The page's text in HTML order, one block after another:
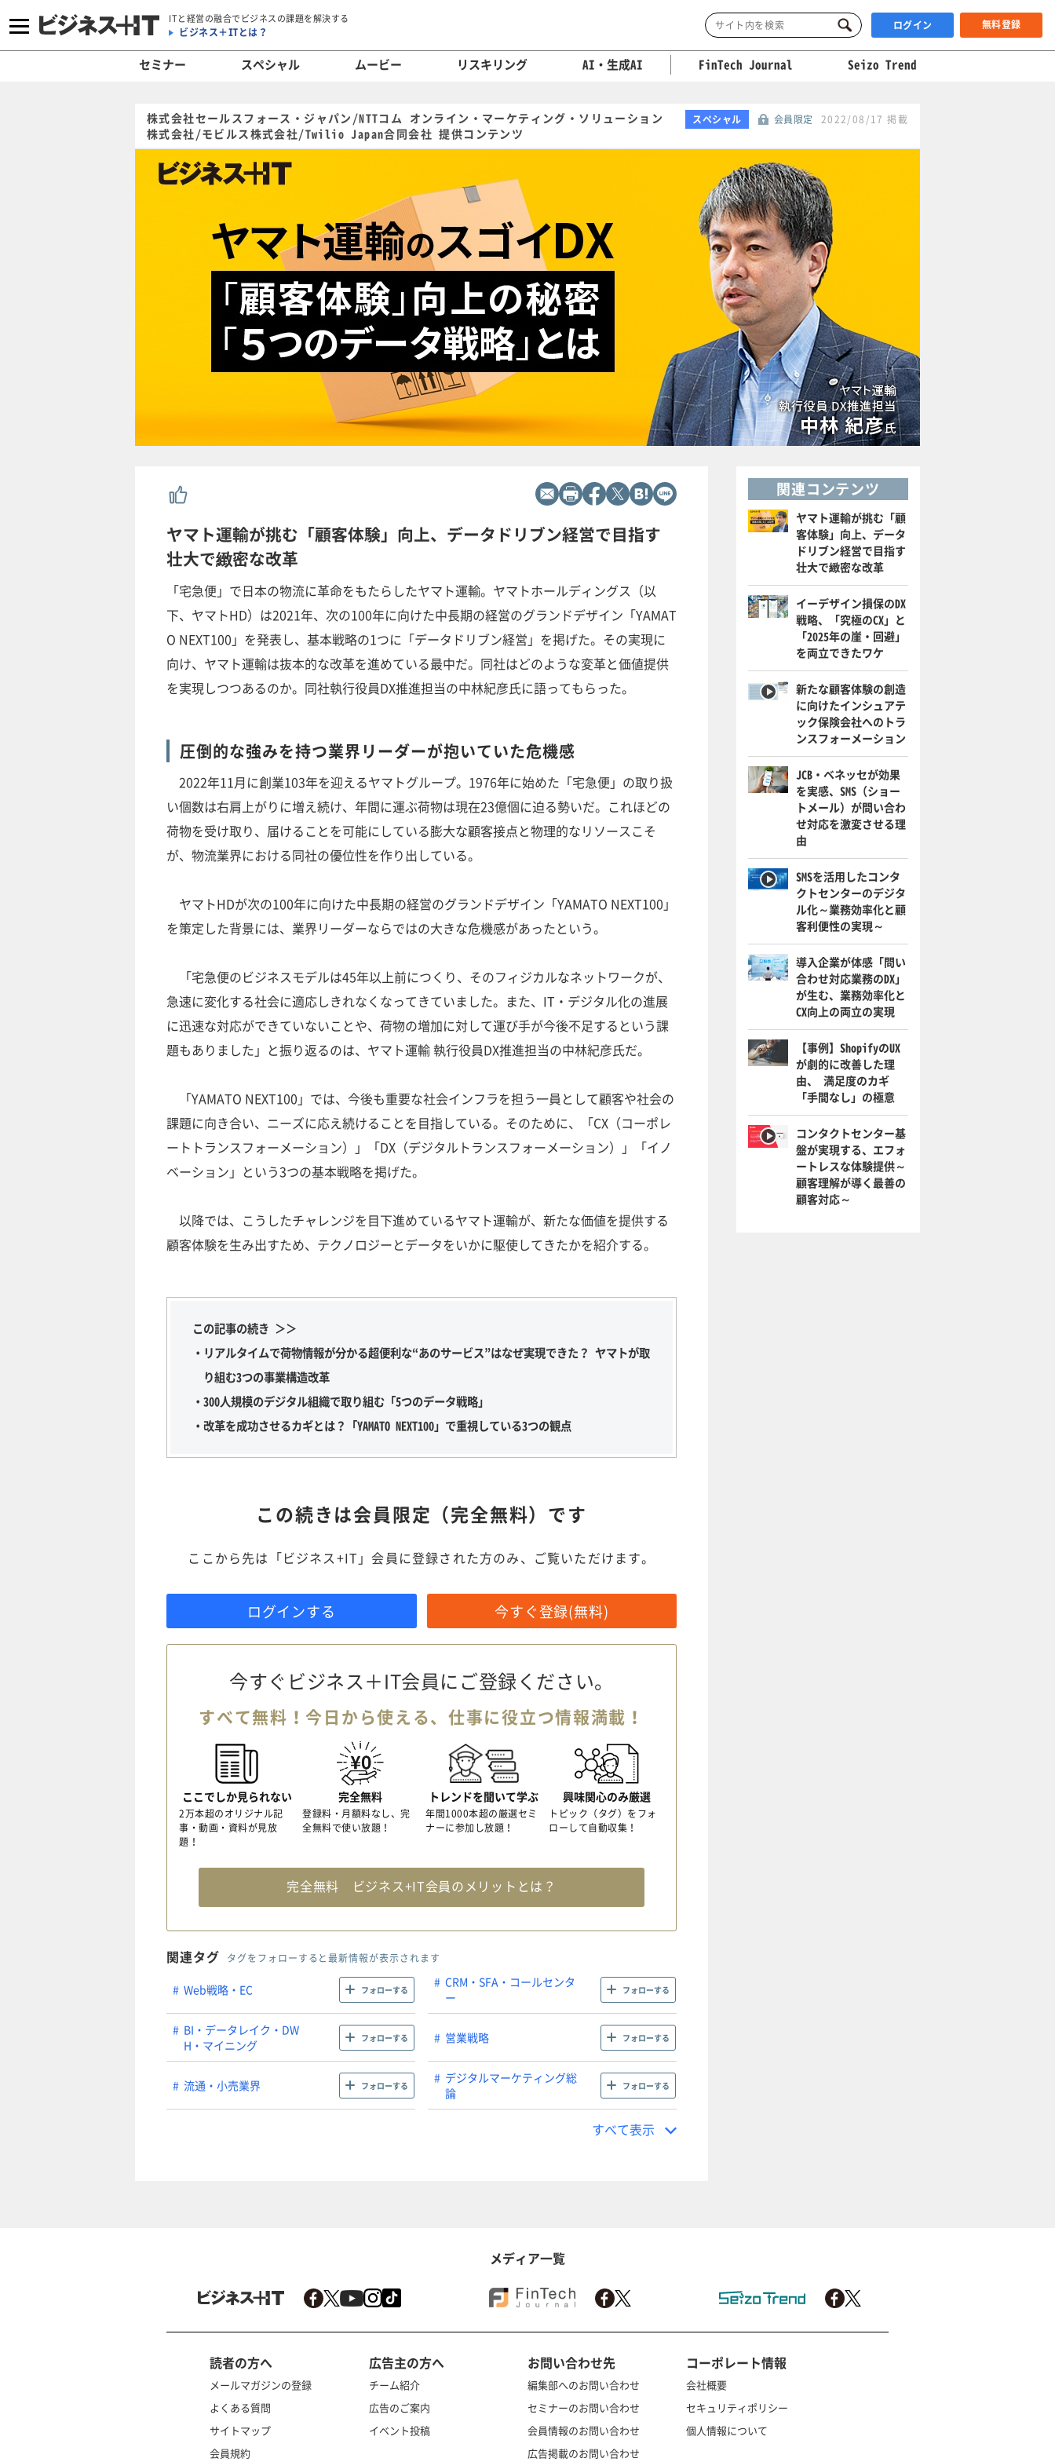
ITと経営の融合でビジネスの課題を解決する
ビジネス＋ITとは？ ログイン 無料登録
セミナー スペシャル ムービー リスキリング AI・生成AI FinTech Journal Seizo Trend
株式会社セールスフォース・ジャパン/NTTコム オンライン・マーケティング・ソリューション
株式会社/モビルス株式会社/Twilio Japan合同会社 提供コンテンツ
スペシャル 会員限定 2022/08/17 掲載
ヤマト運輸が挑む「顧客体験」向上、データドリブン経営で目指す
壮大で緻密な改革
「宅急便」で日本の物流に革命をもたらしたヤマト運輸。ヤマトホールディングス（以
下、ヤマトHD）は2021年、次の100年に向けた中長期の経営のグランドデザイン「YAMAT
O NEXT100」を発表し、基本戦略の1つに「データドリブン経営」を掲げた。その実現に
向け、ヤマト運輸は抜本的な改革を進めている最中だ。同社はどのような変革と価値提供
を実現しつつあるのか。同社執行役員DX推進担当の中林紀彦氏に語ってもらった。
圧倒的な強みを持つ業界リーダーが抱いていた危機感
2022年11月に創業103年を迎えるヤマトグループ。1976年に始めた「宅急便」の取り扱
い個数は右肩上がりに増え続け、年間に運ぶ荷物は現在23億個に迫る勢いだ。これほどの
荷物を受け取り、届けることを可能にしている膨大な顧客接点と物理的なリソースこそ
が、物流業界における同社の優位性を作り出している。
ヤマトHDが次の100年に向けた中長期の経営のグランドデザイン「YAMATO NEXT100」
を策定した背景には、業界リーダーならではの大きな危機感があったという。
「宅急便のビジネスモデルは45年以上前につくり、そのフィジカルなネットワークが、
急速に変化する社会に適応しきれなくなってきていました。また、IT・デジタル化の進展
に迅速な対応ができていないことや、荷物の増加に対して運び手が今後不足するという課
題もありました」と振り返るのは、ヤマト運輸 執行役員DX推進担当の中林紀彦氏だ。
「YAMATO NEXT100」では、今後も重要な社会インフラを担う一員として顧客や社会の
課題に向き合い、ニーズに応え続けることを目指している。そのために、「CX（コーポレ
ートトランスフォーメーション）」「DX（デジタルトランスフォーメーション）」「イノ
ベーション」という3つの基本戦略を掲げた。
以降では、こうしたチャレンジを目下進めているヤマト運輸が、新たな価値を提供する
顧客体験を生み出すため、テクノロジーとデータをいかに駆使してきたかを紹介する。
この記事の続き ＞＞
・リアルタイムで荷物情報が分かる超便利な“あのサービス”はなぜ実現できた？ ヤマトが取
り組む3つの事業構造改革
・300人規模のデジタル組織で取り組む「5つのデータ戦略」
・改革を成功させるカギとは？「YAMATO NEXT100」で重視している3つの観点
この続きは会員限定（完全無料）です
ここから先は「ビジネス+IT」会員に登録された方のみ、ご覧いただけます。
ログインする 今すぐ登録(無料)
今すぐビジネス＋IT会員にご登録ください。
すべて無料！今日から使える、仕事に役立つ情報満載！
ここでしか見られない
2万本超のオリジナル記
事・動画・資料が見放
題！
完全無料
登録料・月額料なし、完
全無料で使い放題！
トレンドを聞いて学ぶ
年間1000本超の厳選セミ
ナーに参加し放題！
興味関心のみ厳選
トピック（タグ）をフォ
ローして自動収集！
完全無料 ビジネス+IT会員のメリットとは？
関連タグ タグをフォローすると最新情報が表示されます
Web戦略・EC フォローする
CRM・SFA・コールセンタ
ー
フォローする
BI・データレイク・DW
H・マイニング
フォローする 営業戦略 フォローする
流通・小売業界 フォローする
デジタルマーケティング総
論
フォローする
すべて表示
関連コンテンツ
ヤマト運輸が挑む「顧
客体験」向上、データ
ドリブン経営で目指す
壮大で緻密な改革
イーデザイン損保のDX
戦略、「究極のCX」と
「2025年の崖・回避」
を両立できたワケ
新たな顧客体験の創造
に向けたインシュアテ
ック保険会社へのトラ
ンスフォーメーション
JCB・ベネッセが効果
を実感、SMS（ショー
トメール）が問い合わ
せ対応を激変させる理
由
SMSを活用したコンタ
クトセンターのデジタ
ル化～業務効率化と顧
客利便性の実現～
導入企業が体感「問い
合わせ対応業務のDX」
が生む、業務効率化と
CX向上の両立の実現
【事例】ShopifyのUX
が劇的に改善した理
由、 満足度のカギ
「手間なし」の極意
コンタクトセンター基
盤が実現する、エフォ
ートレスな体験提供～
顧客理解が導く最善の
顧客対応～
メディア一覧
読者の方へ
メールマガジンの登録
よくある質問
サイトマップ
会員規約
広告主の方へ
チーム紹介
広告のご案内
イベント投稿
お問い合わせ先
編集部へのお問い合わせ
セミナーのお問い合わせ
会員情報のお問い合わせ
広告掲載のお問い合わせ
コーポレート情報
会社概要
セキュリティポリシー
個人情報について